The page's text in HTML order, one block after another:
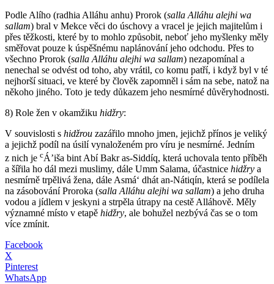
Podle Alího (radhia Alláhu anhu) Prorok (salla Alláhu alejhi wa
sallam) bral v Mekce věci do úschovy a vracel je jejich majitelům i
přes těžkosti, které by to mohlo způsobit, neboť jeho myšlenky měly
směřovat pouze k úspěšnému naplánování jeho odchodu. Přes to
všechno Prorok (salla Alláhu alejhi wa sallam) nezapomínal a
nenechal se odvést od toho, aby vrátil, co komu patří, i když byl v té
nejhorší situaci, ve které by člověk zapomněl i sám na sebe, natož na
někoho jiného. Toto je tedy důkazem jeho nesmírné důvěryhodnosti.
8) Role žen v okamžiku hidžry:
V souvislosti s hidžrou zazářilo mnoho jmen, jejichž přínos je veliký
a jejichž podíl na úsilí vynaloženém pro víru je nesmírné. Jedním
z nich je cÁ’iša bint Abí Bakr as-Siddíq, která uchovala tento příběh
a šířila ho dál mezi muslimy, dále Umm Salama, účastnice hidžry a
nesmírně trpělivá žena, dále Asmá‘ dhát an-Nátiqín, která se podílela
na zásobování Proroka (salla Alláhu alejhi wa sallam) a jeho druha
vodou a jídlem v jeskyni a strpěla útrapy na cestě Alláhově. Měly
významné místo v etapě hidžry, ale bohužel nezbývá čas se o tom
více zmínit.
Facebook
X
Pinterest
WhatsApp